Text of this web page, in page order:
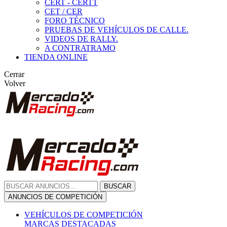
CERT - CERTT
CET / CER
FORO TÉCNICO
PRUEBAS DE VEHÍCULOS DE CALLE.
VIDEOS DE RALLY.
A CONTRATRAMO
TIENDA ONLINE
Cerrar
Volver
BUSCAR
ANUNCIOS DE COMPETICIÓN
VEHÍCULOS DE COMPETICIÓN
MARCAS DESTACADAS
Peugeot